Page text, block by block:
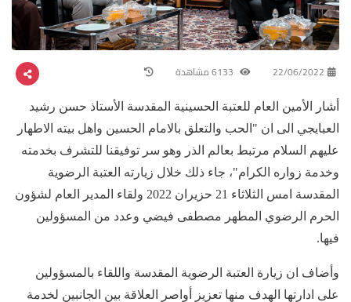
22/06/2022
أشار الأمين العام للعتبة الحسينية المقدسة الأستاذ حسن رشيد
العبايجي الى ان "الحب والتعلق بالامام الحسين واهل بيته الاطهار
عليهم السلام مرتبط بعالم الذر وهو سر توفيقنا للتشرف بخدمته
وخدمة زواره الكرام"، جاء ذلك خلال زيارته العتبة الرضوية
المقدسة امس الثلاثاء 21 حزيران 2022 ولقاء المدير العام لشؤون
الحرم الرضوي المطهر مصطفى فيضي وعدد من المسؤولين
فيها.
وأضاف ان زيارة العتبة الرضوية المقدسة واللقاء بالمسؤولين
على ادارتها الهدف منها تعزيز أواصر العلاقة بين الجانبين لخدمة